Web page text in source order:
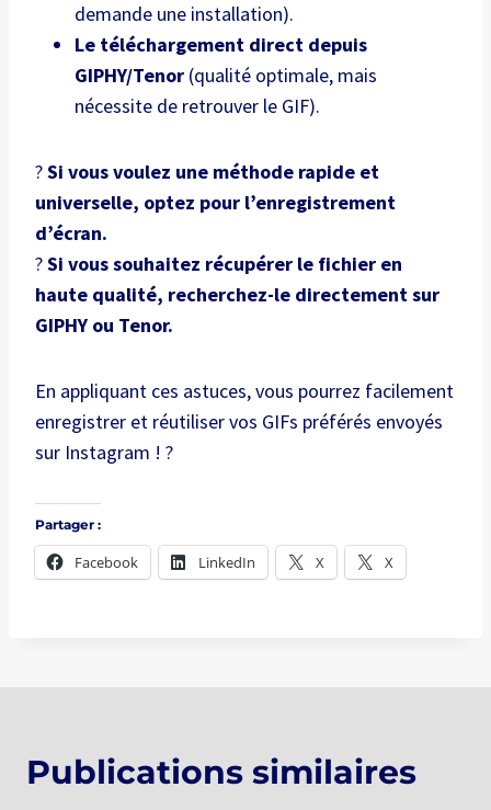
demande une installation).
Le téléchargement direct depuis
GIPHY/Tenor (qualité optimale, mais
nécessite de retrouver le GIF).
?Si vous voulez une méthode rapide et
universelle, optez pour l’enregistrement
d’écran.
?Si vous souhaitez récupérer le fichier en
haute qualité, recherchez-le directement sur
GIPHY ou Tenor.
En appliquant ces astuces, vous pourrez facilement
enregistrer et réutiliser vos GIFs préférés envoyés
sur Instagram ! ?
Partager :
Facebook LinkedIn X X
Publications similaires